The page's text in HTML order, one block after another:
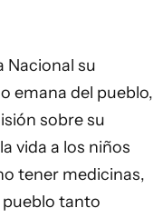
Nacional su
emana del pueblo,
sobre su
vida a los niños
tener medicinas,
tanto